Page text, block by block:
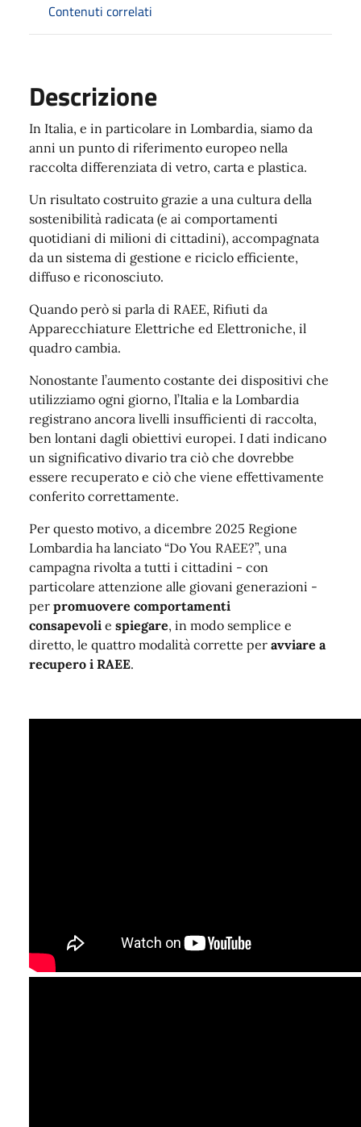
Contenuti correlati
Descrizione
In Italia, e in particolare in Lombardia, siamo da
anni un punto di riferimento europeo nella
raccolta differenziata di vetro, carta e plastica.
Un risultato costruito grazie a una cultura della
sostenibilità radicata (e ai comportamenti
quotidiani di milioni di cittadini), accompagnata
da un sistema di gestione e riciclo efficiente,
diffuso e riconosciuto.
Quando però si parla di RAEE, Rifiuti da
Apparecchiature Elettriche ed Elettroniche, il
quadro cambia.
Nonostante l’aumento costante dei dispositivi che
utilizziamo ogni giorno, l’Italia e la Lombardia
registrano ancora livelli insufficienti di raccolta,
ben lontani dagli obiettivi europei. I dati indicano
un significativo divario tra ciò che dovrebbe
essere recuperato e ciò che viene effettivamente
conferito correttamente.
Per questo motivo, a dicembre 2025 Regione
Lombardia ha lanciato “Do You RAEE?”, una
campagna rivolta a tutti i cittadini - con
particolare attenzione alle giovani generazioni -
per promuovere comportamenti
consapevoli e spiegare, in modo semplice e
diretto, le quattro modalità corrette per avviare a
recupero i RAEE.